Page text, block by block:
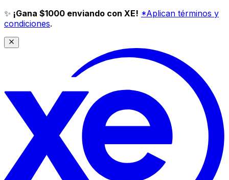
✨ ¡Gana $1000 enviando con XE! *Aplican términos y
condiciones.